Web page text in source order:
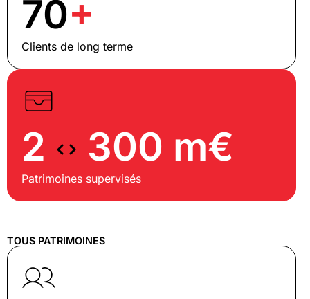
70+
Clients de long terme
2 300 m€
Patrimoines supervisés
TOUS PATRIMOINES